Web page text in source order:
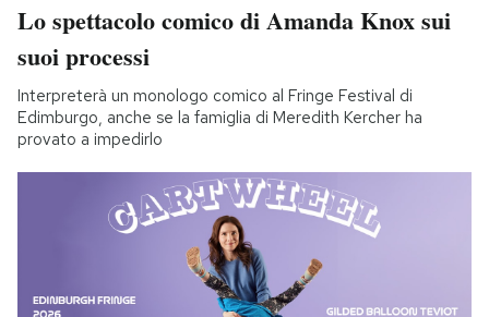
Lo spettacolo comico di Amanda Knox sui
suoi processi
Interpreterà un monologo comico al Fringe Festival di
Edimburgo, anche se la famiglia di Meredith Kercher ha
provato a impedirlo